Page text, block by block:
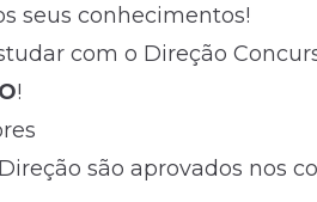
seus conhecimentos!
com o Direção
!
são aprovados nos